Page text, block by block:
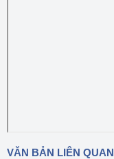
VĂN BẢN LIÊN QUAN